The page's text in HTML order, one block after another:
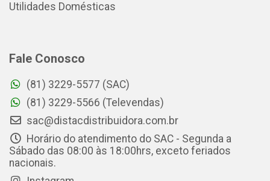
Utilidades Domésticas
Fale Conosco
(81) 3229-5577 (SAC)
(81) 3229-5566 (Televendas)
sac@distacdistribuidora.com.br
Horário do atendimento do SAC - Segunda a
Sábado das 08:00 às 18:00hrs, exceto feriados
nacionais.